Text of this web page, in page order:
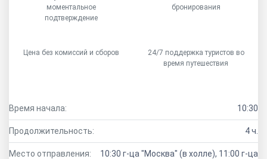
моментальное
подтверждение
бронирования
Цена без комиссий и сборов
24/7 поддержка туристов во
время путешествия
Время начала: 10:30
Продолжительность: 4 ч.
Место отправления:
10:30 г-ца "Москва" (в холле), 11:00 г-ца